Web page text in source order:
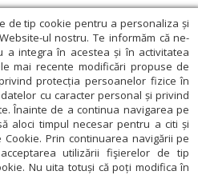
de tip cookie pentru a personaliza și
ul nostru. Te informăm că ne-
a integra în acestea și în activitatea
mai recente modificări propuse de
protecția persoanelor fizice în
cu caracter personal și privind
Înainte de a continua navigarea pe
aloci timpul necesar pentru a citi și
Prin continuarea navigării pe
utilizării fişierelor de tip
Nu uita totuși că poți modifica în